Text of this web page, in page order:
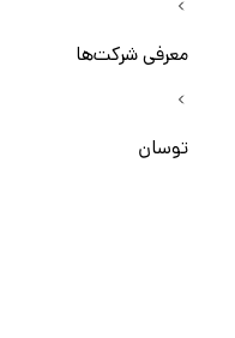
معرفی شرکت‌ها
توسان